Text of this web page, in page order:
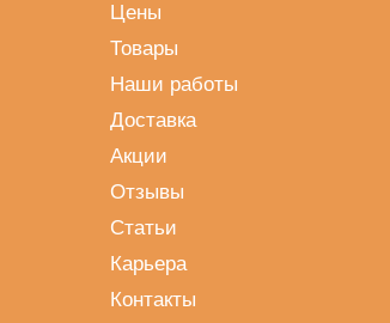
Цены
Товары
Наши работы
Доставка
Акции
Отзывы
Статьи
Карьера
Контакты